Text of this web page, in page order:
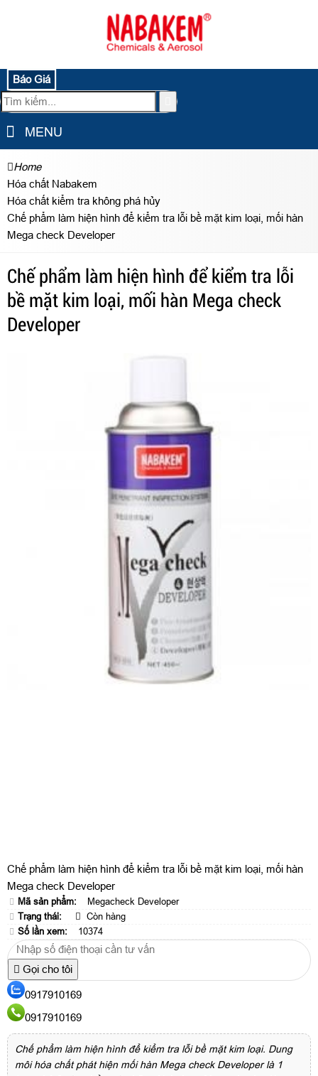
Báo Giá
MENU
Home
Hóa chất Nabakem
Hóa chất kiểm tra không phá hủy
Chế phẩm làm hiện hình để kiểm tra lỗi bề mặt kim loại, mối hàn
Mega check Developer
Chế phẩm làm hiện hình để kiểm tra lỗi
bề mặt kim loại, mối hàn Mega check
Developer
Chế phẩm làm hiện hình để kiểm tra lỗi bề mặt kim loại, mối hàn
Mega check Developer
Mã sản phẩm:
Megacheck Developer
Trạng thái:
Còn hàng
Số lần xem:
10374
Gọi cho tôi
0917910169
0917910169
Chế phẩm làm hiện hình để kiểm tra lỗi bề mặt kim loại. Dung
môi hóa chất phát hiện mối hàn Mega check Developer là 1